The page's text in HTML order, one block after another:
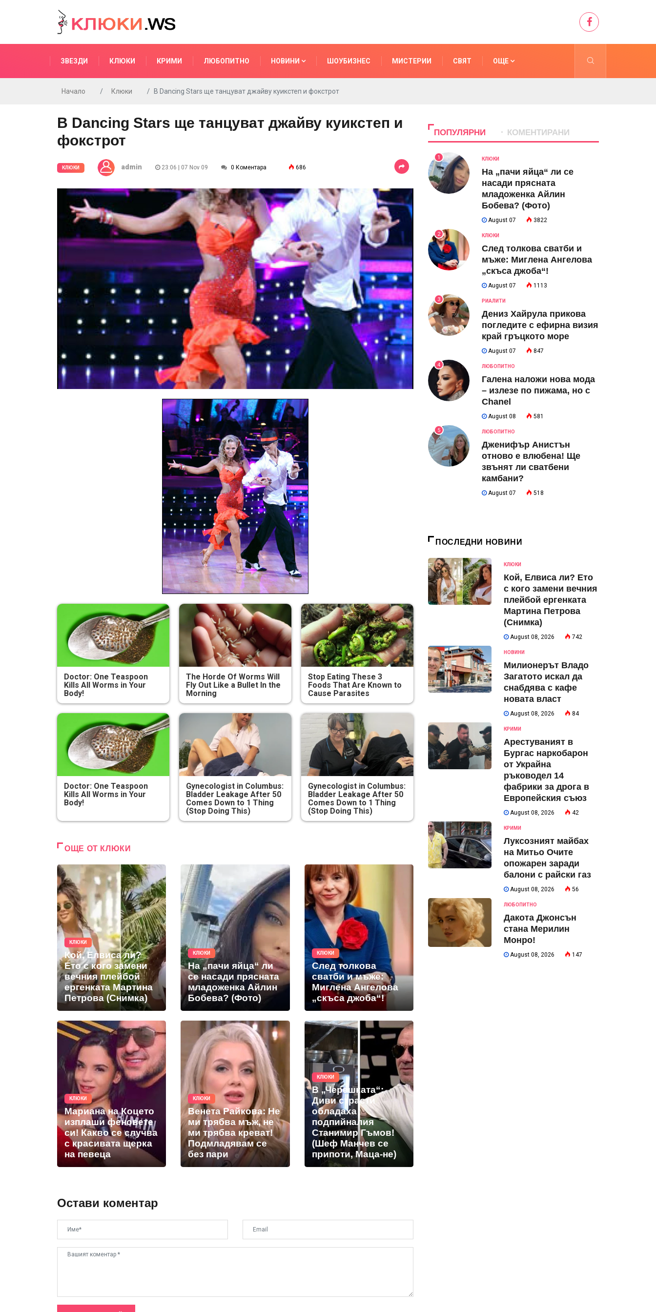
ЗВЕЗДИ КЛЮКИ КРИМИ ЛЮБОПИТНО НОВИНИ ШОУБИЗНЕС МИСТЕРИИ СВЯТ ОЩЕ
Начало Клюки В Dancing Stars ще танцуват джайву куикстеп и фокстрот
В Dancing Stars ще танцуват джайву куикстеп и
фокстрот
КЛЮКИ admin 23:06 | 07 Nov 09 0 Коментара 686
Doctor: One Teaspoon
Kills All Worms in Your
Body!
The Horde Of Worms Will
Fly Out Like a Bullet In the
Morning
Stop Eating These 3
Foods That Are Known to
Cause Parasites
Doctor: One Teaspoon
Kills All Worms in Your
Body!
Gynecologist in Columbus:
Bladder Leakage After 50
Comes Down to 1 Thing
(Stop Doing This)
Gynecologist in Columbus:
Bladder Leakage After 50
Comes Down to 1 Thing
(Stop Doing This)
ОЩЕ ОТ КЛЮКИ
КЛЮКИ
Кой, Елвиса ли?
Ето с кого замени
вечния плейбой
ергенката Мартина
Петрова (Снимка)
КЛЮКИ
На „пачи яйца“ ли
се насади прясната
младоженка Айлин
Бобева? (Фото)
КЛЮКИ
След толкова
сватби и мъже:
Миглена Ангелова
„скъса джоба“!
КЛЮКИ
Мариана на Коцето
изплаши феновете
си! Какво се случва
с красивата щерка
на певеца
КЛЮКИ
Венета Райкова: Не
ми трябва мъж, не
ми трябва креват!
Подмладявам се
без пари
КЛЮКИ
В „Черешката“:
Диви страсти
обладаха
подпийналия
Станимир Гъмов!
(Шеф Манчев се
припоти, Маца-не)
Остави коментар
ПОПУЛЯРНИ КОМЕНТИРАНИ
1 КЛЮКИ
На „пачи яйца“ ли се
насади прясната
младоженка Айлин
Бобева? (Фото)
August 07 3822
2 КЛЮКИ
След толкова сватби и
мъже: Миглена Ангелова
„скъса джоба“!
August 07 1113
3 РИАЛИТИ
Дениз Хайрула прикова
погледите с ефирна визия
край гръцкото море
August 07 847
4 ЛЮБОПИТНО
Галена наложи нова мода
– излезе по пижама, но с
Chanel
August 08 581
5 ЛЮБОПИТНО
Дженифър Анистън
отново е влюбена! Ще
звънят ли сватбени
камбани?
August 07 518
ПОСЛЕДНИ НОВИНИ
КЛЮКИ
Кой, Елвиса ли? Ето
с кого замени вечния
плейбой ергенката
Мартина Петрова
(Снимка)
August 08, 2026 742
НОВИНИ
Милионерът Владо
Загатото искал да
снабдява с кафе
новата власт
August 08, 2026 84
КРИМИ
Арестуваният в
Бургас наркобарон
от Украйна
ръководел 14
фабрики за дрога в
Европейския съюз
August 08, 2026 42
КРИМИ
Луксозният майбах
на Митьо Очите
опожарен заради
балони с райски газ
August 08, 2026 56
ЛЮБОПИТНО
Дакота Джонсън
стана Мерилин
Монро!
August 08, 2026 147